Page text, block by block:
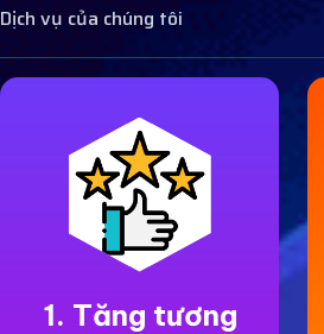
Dịch vụ của chúng tôi
1. Tăng tương